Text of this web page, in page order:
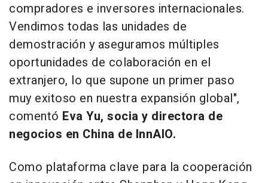
compradores e inversores internacionales.
Vendimos todas las unidades de
demostración y aseguramos múltiples
oportunidades de colaboración en el
extranjero, lo que supone un primer paso
muy exitoso en nuestra expansión global",
comentó Eva Yu, socia y directora de
negocios en China de InnAIO.
Como plataforma clave para la cooperación